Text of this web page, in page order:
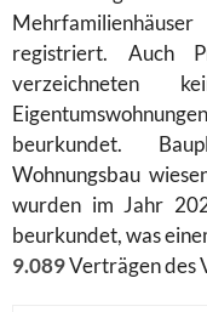
registriert. Auch
verzeichneten
beurkundet.
Wohnungsbau
wurden im Jahr
beurkundet, was
9.089Verträgen des